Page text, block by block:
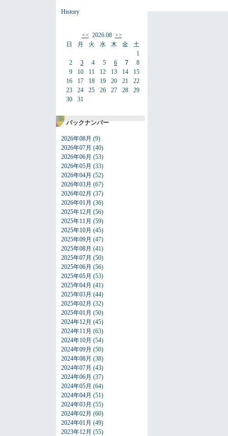
History
<<2026.08 >>
日
2
9
16
23
30
月
3
10
17
24
31
火
4
11
18
25
水
5
12
19
26
木
6
13
20
27
金
7
14
21
28
土
1
8
15
22
29
バックナンバー
2026年08月 (9)
2026年07月 (40)
2026年06月 (53)
2026年05月 (33)
2026年04月 (52)
2026年03月 (67)
2026年02月 (37)
2026年01月 (36)
2025年12月 (56)
2025年11月 (59)
2025年10月 (45)
2025年09月 (47)
2025年08月 (41)
2025年07月 (50)
2025年06月 (56)
2025年05月 (53)
2025年04月 (41)
2025年03月 (44)
2025年02月 (32)
2025年01月 (50)
2024年12月 (45)
2024年11月 (63)
2024年10月 (54)
2024年09月 (50)
2024年08月 (38)
2024年07月 (43)
2024年06月 (37)
2024年05月 (64)
2024年04月 (51)
2024年03月 (55)
2024年02月 (60)
2024年01月 (49)
2023年12月 (55)